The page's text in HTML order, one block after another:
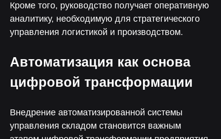
Кроме того, руководство получает оперативную
аналитику, необходимую для стратегического
управления логистикой и производством.
Автоматизация как основа
цифровой трансформации
Внедрение автоматизированной системы
управления складом становится важным
Нелумбо в Telegram
Подписаться
Примеры реальных проектов
Учебные материалы